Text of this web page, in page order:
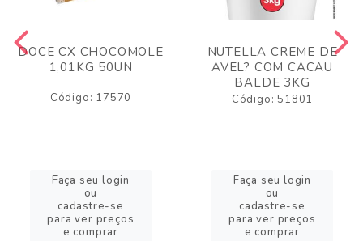
DOCE CX CHOCOMOLE
1,01KG 50UN
Código: 17570
Faça seu login
ou
cadastre-se
para ver preços
e comprar
NUTELLA CREME DE
AVEL? COM CACAU
BALDE 3KG
Código: 51801
Faça seu login
ou
cadastre-se
para ver preços
e comprar